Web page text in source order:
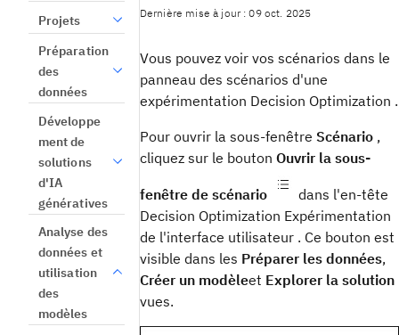
Projets
Préparation
des
données
Développe
ment de
solutions
d'IA
génératives
Analyse des
données et
utilisation
des
modèles
Dernière mise à jour : 09 oct. 2025
Vous pouvez voir vos scénarios dans le
panneau des scénarios d'une
expérimentation Decision Optimization .
Pour ouvrir la sous-fenêtre Scénario,
cliquez sur le bouton Ouvrir la sous-
fenêtre de scénario
dans l'en-tête
Decision Optimization Expérimentation
de l'interface utilisateur. Ce bouton est
visible dans les Préparer les données,
Créer un modèleet Explorer la solution
vues.